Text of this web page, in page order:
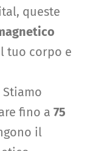
queste
tuo corpo e
Stiamo
fino a 75
il